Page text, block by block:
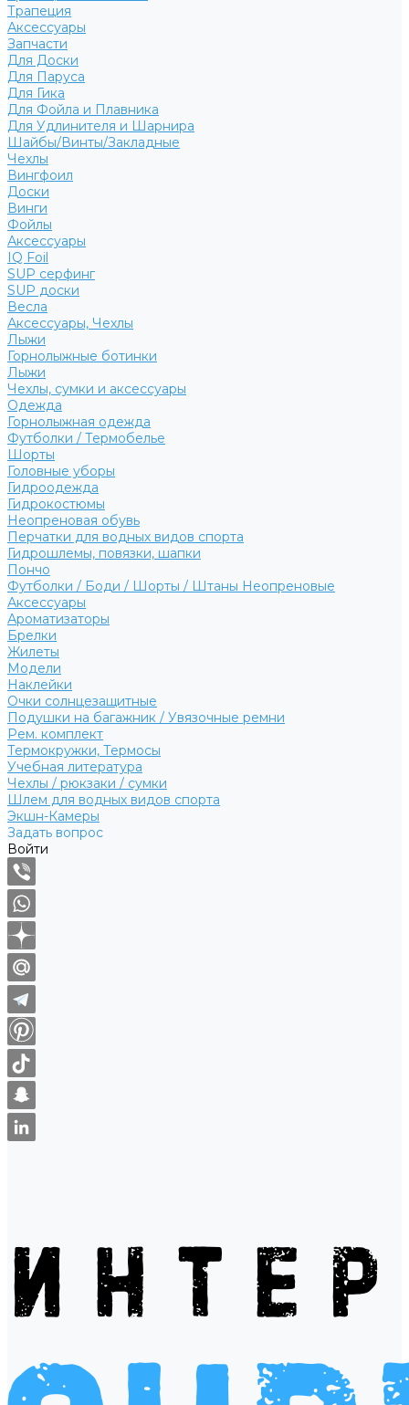
Трапеция
Аксессуары
Запчасти
Для Доски
Для Паруса
Для Гика
Для Фойла и Плавника
Для Удлинителя и Шарнира
Шайбы/Винты/Закладные
Чехлы
Вингфоил
Доски
Винги
Фойлы
Аксессуары
IQ Foil
SUP серфинг
SUP доски
Весла
Аксессуары, Чехлы
Лыжи
Горнолыжные ботинки
Лыжи
Чехлы, сумки и аксессуары
Одежда
Горнолыжная одежда
Футболки / Термобелье
Шорты
Головные уборы
Гидроодежда
Гидрокостюмы
Неопреновая обувь
Перчатки для водных видов спорта
Гидрошлемы, повязки, шапки
Пончо
Футболки / Боди / Шорты / Штаны Неопреновые
Аксессуары
Ароматизаторы
Брелки
Жилеты
Модели
Наклейки
Очки солнцезащитные
Подушки на багажник / Увязочные ремни
Рем. комплект
Термокружки, Термосы
Учебная литература
Чехлы / рюкзаки / сумки
Шлем для водных видов спорта
Экшн-Камеры
Задать вопрос
Войти